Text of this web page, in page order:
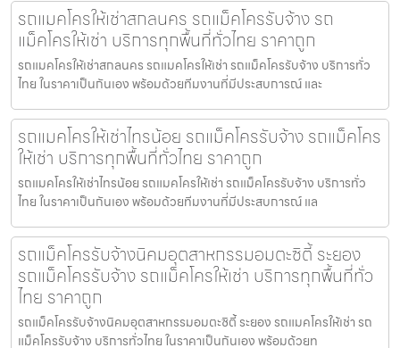
รถแมคโครให้เช่าสกลนคร รถแม็คโครรับจ้าง รถ
แม็คโครให้เช่า บริการทุกพื้นที่ทั่วไทย ราคาถูก
รถแมคโครให้เช่าสกลนคร รถแมคโครให้เช่า รถแม็คโครรับจ้าง บริการทั่ว
ไทย ในราคาเป็นกันเอง พร้อมด้วยทีมงานที่มีประสบการณ์ และ
รถแมคโครให้เช่าไทรน้อย รถแม็คโครรับจ้าง รถแม็คโคร
ให้เช่า บริการทุกพื้นที่ทั่วไทย ราคาถูก
รถแมคโครให้เช่าไทรน้อย รถแมคโครให้เช่า รถแม็คโครรับจ้าง บริการทั่ว
ไทย ในราคาเป็นกันเอง พร้อมด้วยทีมงานที่มีประสบการณ์ แล
รถแม็คโครรับจ้างนิคมอุตสาหกรรมอมตะซิตี้ ระยอง
รถแม็คโครรับจ้าง รถแม็คโครให้เช่า บริการทุกพื้นที่ทั่ว
ไทย ราคาถูก
รถแม็คโครรับจ้างนิคมอุตสาหกรรมอมตะซิตี้ ระยอง รถแมคโครให้เช่า รถ
แม็คโครรับจ้าง บริการทั่วไทย ในราคาเป็นกันเอง พร้อมด้วยท